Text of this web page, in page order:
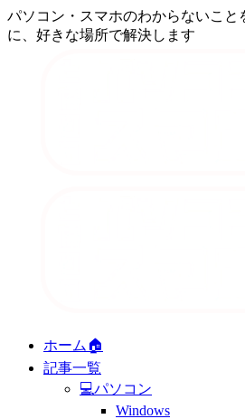
パソコン・スマホのわからないこと
に、好きな場所で解決します
ホーム🏠
記事一覧
💻パソコン
Windows